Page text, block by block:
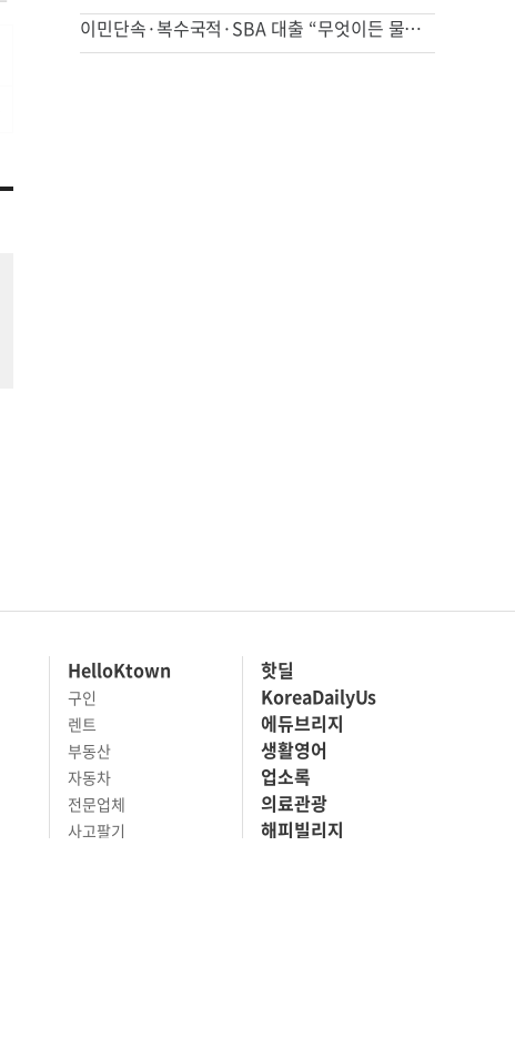
이민단속·복수국적·SBA 대출 “무엇이든 물어보세요”
HelloKtown
구인
렌트
부동산
자동차
핫딜
KoreaDailyUs
에듀브리지
생활영어
업소록